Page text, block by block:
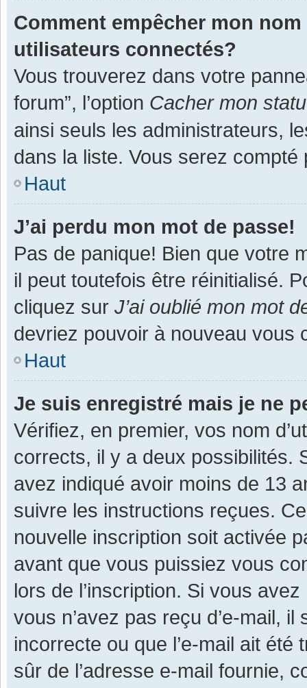
Comment empêcher mon
utilisateurs connectés?
Vous trouverez dans votre
forum”, l’option Cacher mon
ainsi seuls les administrateurs,
dans la liste. Vous serez
Haut
J’ai perdu mon mot de passe!
Pas de panique! Bien que votre
il peut toutefois être réinitialisé.
cliquez sur J’ai oublié mon mot
devriez pouvoir à nouveau vous
Haut
Je suis enregistré mais je ne
Vérifiez, en premier, vos nom
corrects, il y a deux possibilités.
avez indiqué avoir moins de 13
suivre les instructions reçues.
nouvelle inscription soit activée
avant que vous puissiez vous
lors de l’inscription. Si vous
vous n’avez pas reçu d’e-mail,
incorrecte ou que l’e-mail ait
sûr de l’adresse e-mail fournie,